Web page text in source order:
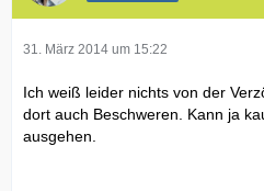
31. März 2014 um 15:22
Ich weiß leider nichts von der
dort auch Beschweren. Kann ja
ausgehen.